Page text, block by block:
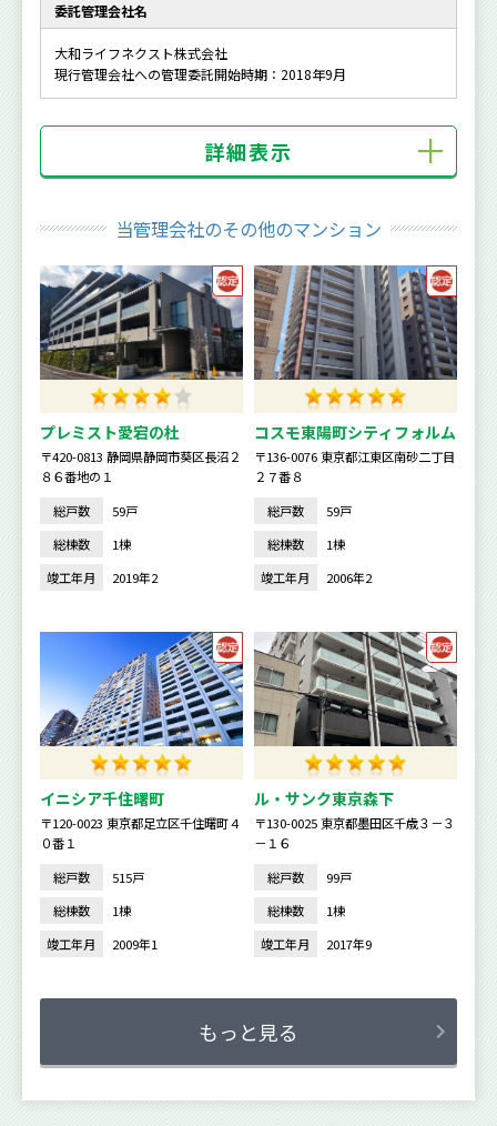
委託管理会社名
大和ライフネクスト株式会社
現行管理会社への管理委託開始時期：2018年9月
詳細表示
当管理会社のその他のマンション
プレミスト愛宕の杜
〒420-0813 静岡県静岡市葵区長沼２
８６番地の１
総戸数
59戸
総棟数
1棟
竣工年月
2019年2
コスモ東陽町シティフォルム
〒136-0076 東京都江東区南砂二丁目
２７番８
総戸数
59戸
総棟数
1棟
竣工年月
2006年2
イニシア千住曙町
〒120-0023 東京都足立区千住曙町４
０番１
総戸数
515戸
総棟数
1棟
竣工年月
2009年1
ル・サンク東京森下
〒130-0025 東京都墨田区千歳３－３
－１６
総戸数
99戸
総棟数
1棟
竣工年月
2017年9
もっと見る